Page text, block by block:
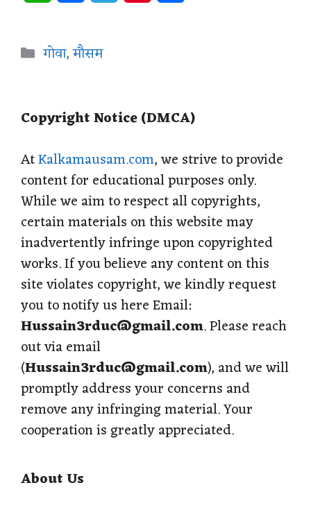
a
A
p
p
c
o
o
k
r
a
m
r
e
s
t
Categories
गोवा,मौसम
Copyright Notice (DMCA)
AtKalkamausam.com, we strive to provide
content for educational purposes only.
While we aim to respect all copyrights,
certain materials on this website may
inadvertently infringe upon copyrighted
works. If you believe any content on this
site violates copyright, we kindly request
you to notify us here Email:
Hussain3rduc@gmail.com. Please reach
out via email
(Hussain3rduc@gmail.com), and we will
promptly address your concerns and
remove any infringing material. Your
cooperation is greatly appreciated.
About Us